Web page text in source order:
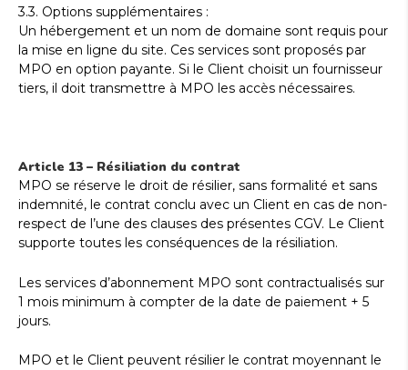
3.3. Options supplémentaires :
Un hébergement et un nom de domaine sont requis pour
la mise en ligne du site. Ces services sont proposés par
MPO en option payante. Si le Client choisit un fournisseur
tiers, il doit transmettre à MPO les accès nécessaires.
Article 13 – Résiliation du contrat
MPO se réserve le droit de résilier, sans formalité et sans
indemnité, le contrat conclu avec un Client en cas de non-
respect de l’une des clauses des présentes CGV. Le Client
supporte toutes les conséquences de la résiliation.
Les services d’abonnement MPO sont contractualisés sur
1 mois minimum à compter de la date de paiement + 5
jours.
MPO et le Client peuvent résilier le contrat moyennant le